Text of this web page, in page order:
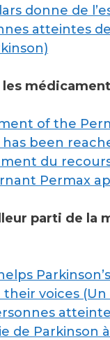
donne de
atteintes
of the
been
du
Permax
parti de la
their voices
de Parkinson